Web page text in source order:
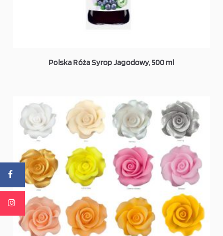
Polska Róża Syrop Jagodowy, 500 ml